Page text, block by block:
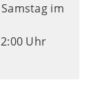
im
Uhr